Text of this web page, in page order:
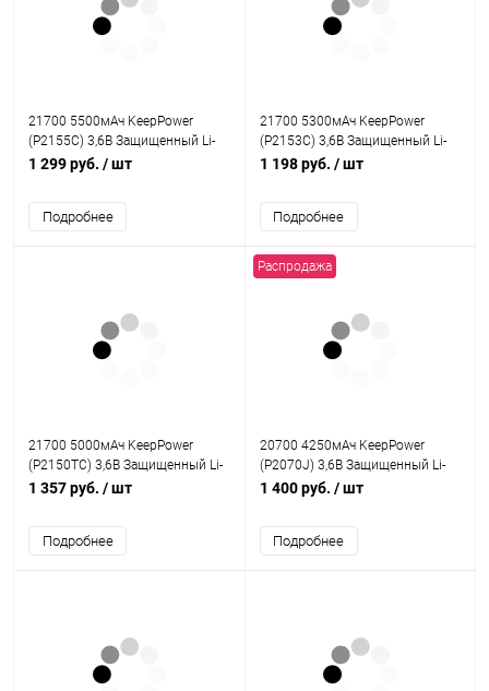
21700 5500мАч KeepPower
(P2155C) 3,6В Защищенный Li-
Ion аккумулятор
1 299 руб. / шт
Подробнее
21700 5300мАч KeepPower
(P2153С) 3,6В Защищенный Li-
Ion аккумулятор
1 198 руб. / шт
Подробнее
21700 5000мАч KeepPower
(P2150TC) 3,6В Защищенный Li-
Ion аккумулятор с встроенным
1 357 руб. / шт
Подробнее
Распродажа
20700 4250мАч KeepPower
(P2070J) 3,6В Защищенный Li-
Ion аккумулятор
1 400 руб. / шт
Подробнее